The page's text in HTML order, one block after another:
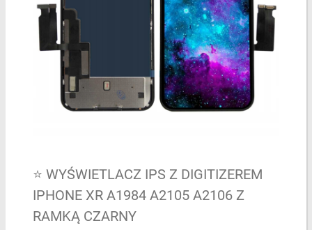
⭐ WYŚWIETLACZ IPS Z DIGITIZEREM
IPHONE XR A1984 A2105 A2106 Z
RAMKĄ CZARNY